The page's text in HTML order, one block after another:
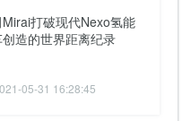
打破现代Nexo氢能
造的世界距离纪录
05-31 16:28:45